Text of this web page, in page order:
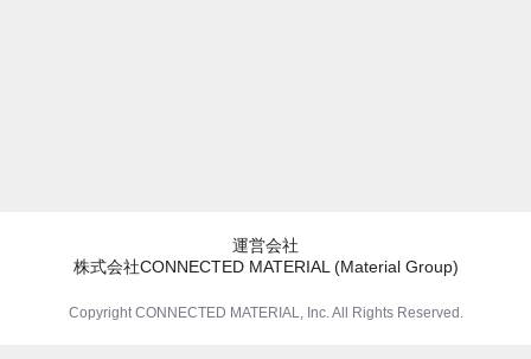
運営会社
株式会社CONNECTED MATERIAL (Material Group)
Copyright CONNECTED MATERIAL, Inc. All Rights Reserved.